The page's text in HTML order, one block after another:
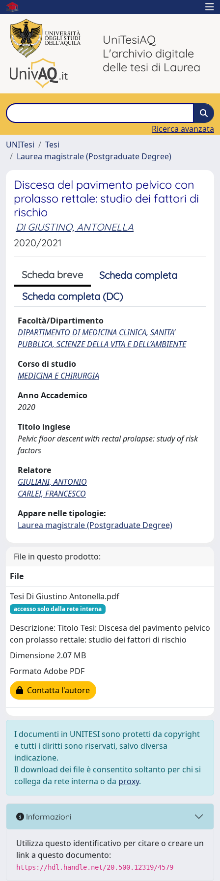
UniTesiAQ
L'archivio digitale
delle tesi di Laurea
Ricerca avanzata
UNITesi
Tesi
Laurea magistrale (Postgraduate Degree)
Discesa del pavimento pelvico con
prolasso rettale: studio dei fattori di
rischio
DI GIUSTINO, ANTONELLA
2020/2021
Scheda breve
Scheda completa
Scheda completa (DC)
Facoltà/Dipartimento
DIPARTIMENTO DI MEDICINA CLINICA, SANITA’
PUBBLICA, SCIENZE DELLA VITA E DELL’AMBIENTE
Corso di studio
MEDICINA E CHIRURGIA
Anno Accademico
2020
Titolo inglese
Pelvic floor descent with rectal prolapse: study of risk
factors
Relatore
GIULIANI, ANTONIO
CARLEI, FRANCESCO
Appare nelle tipologie:
Laurea magistrale (Postgraduate Degree)
File in questo prodotto:
File
Tesi Di Giustino Antonella.pdf
accesso solo dalla rete interna
Descrizione: Titolo Tesi: Discesa del pavimento pelvico
con prolasso rettale: studio dei fattori di rischio
Dimensione 2.07 MB
Formato Adobe PDF
Contatta l'autore
I documenti in UNITESI sono protetti da copyright
e tutti i diritti sono riservati, salvo diversa
indicazione.
Il download dei file è consentito soltanto per chi si
collega da rete interna o da proxy.
Informazioni
Utilizza questo identificativo per citare o creare un
link a questo documento:
https://hdl.handle.net/20.500.12319/4579